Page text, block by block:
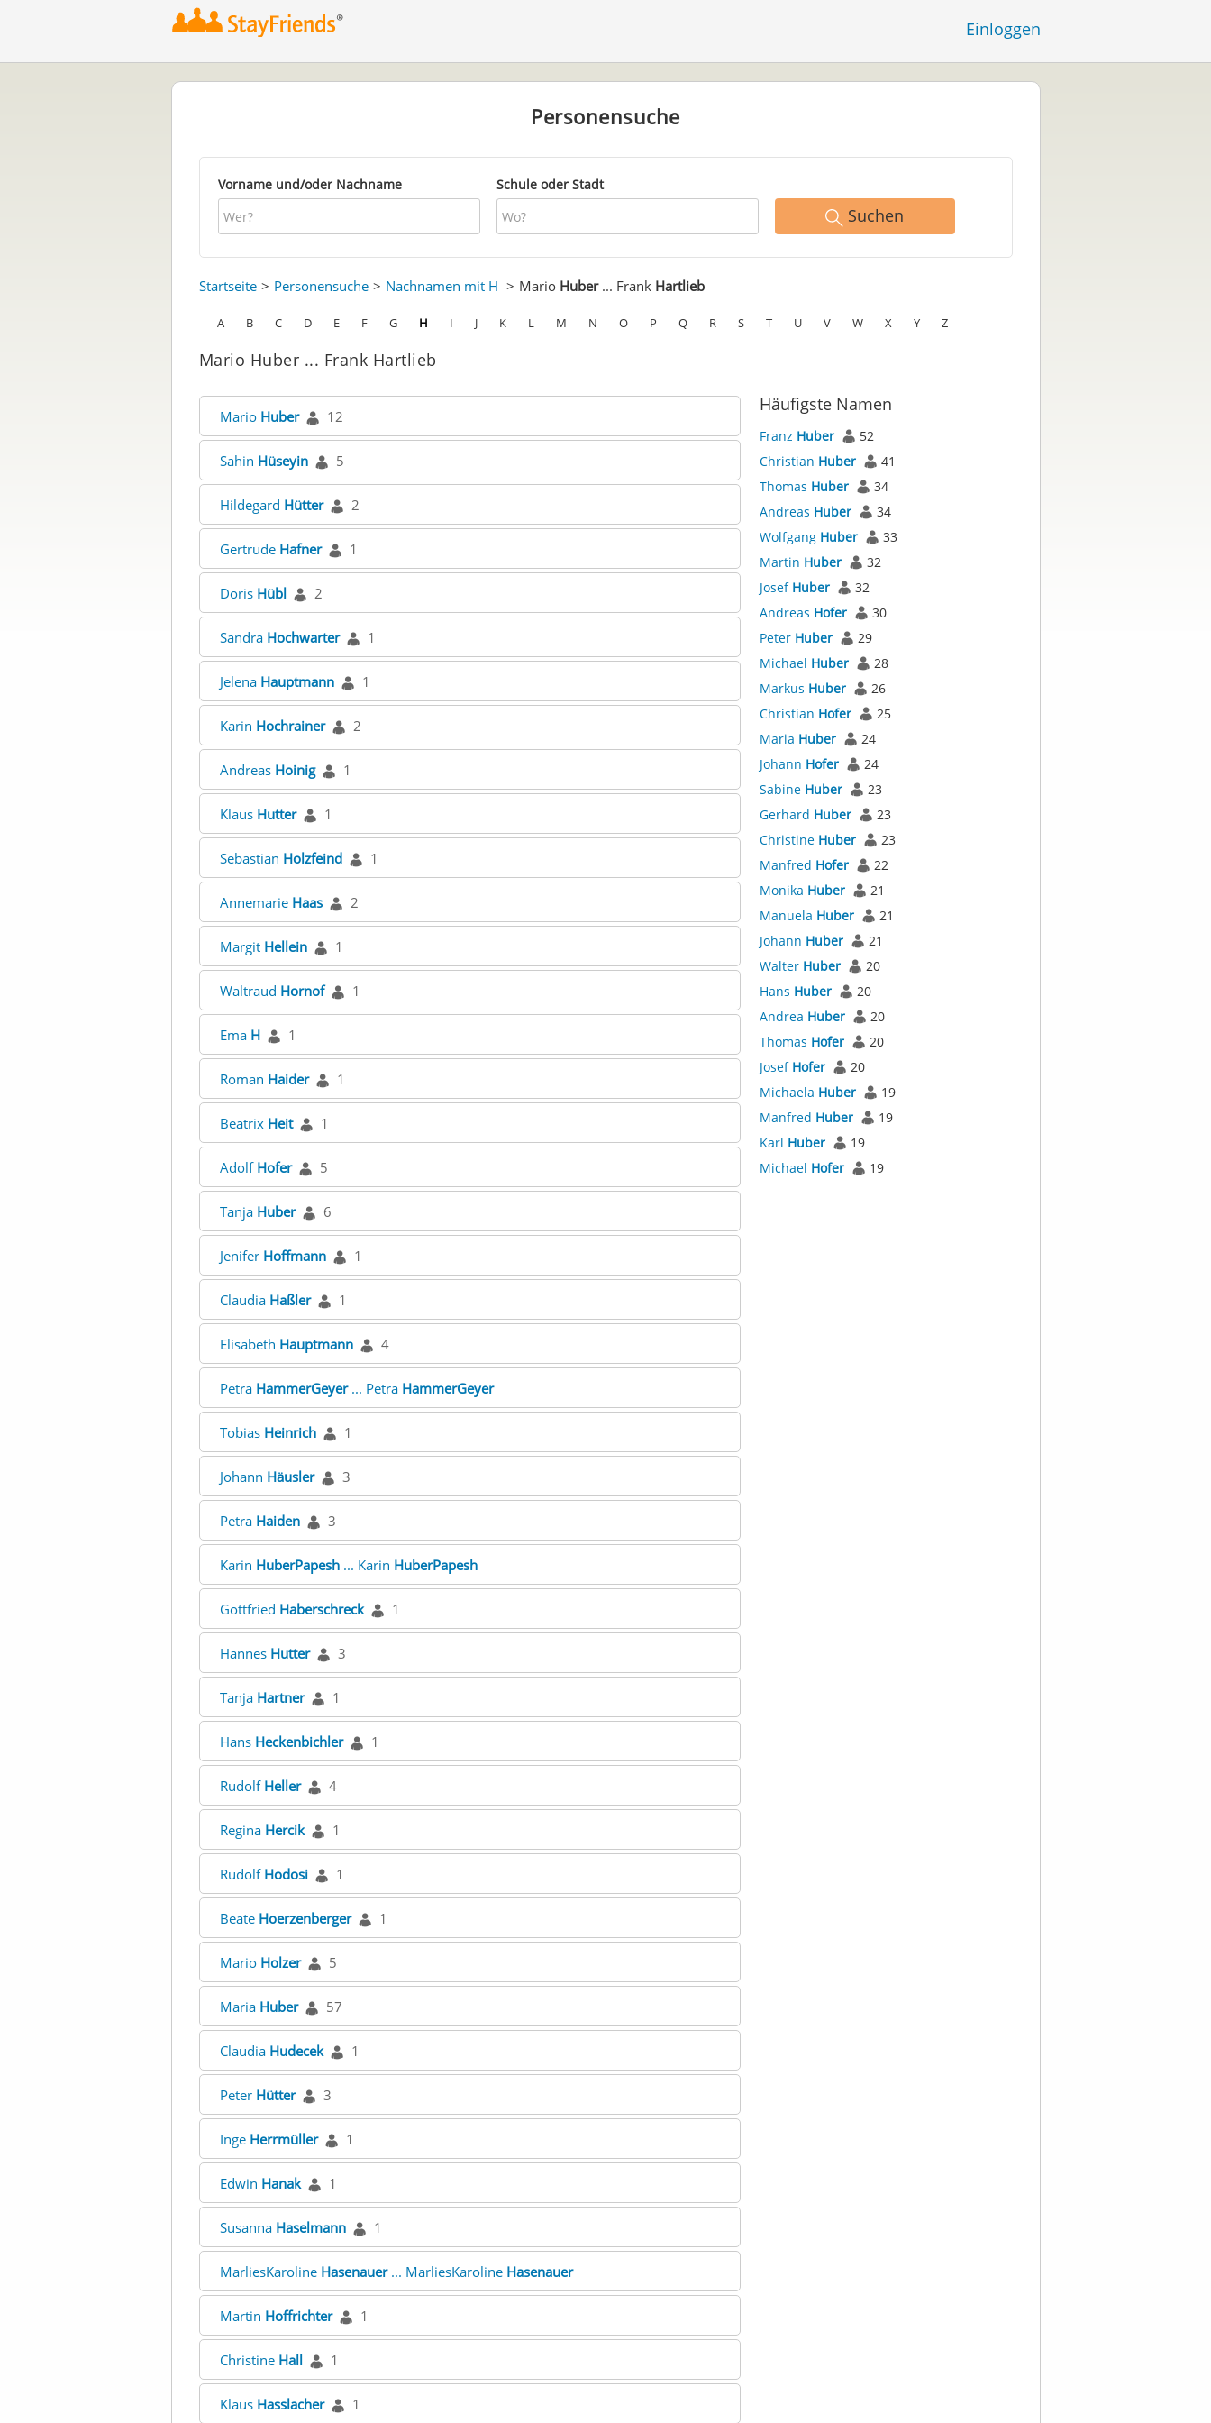
Einloggen
Personensuche
Vorname und/oder Nachname Schule oder Stadt
Suchen
Startseite Personensuche Nachnamen mit H Mario Huber... Frank Hartlieb
A B C D E F G H I J K L M N O P Q R S T U V W X Y Z
Mario Huber ... Frank Hartlieb
Mario Huber 12
Sahin Hüseyin 5
Hildegard Hütter 2
Gertrude Hafner 1
Doris Hübl 2
Sandra Hochwarter 1
Jelena Hauptmann 1
Karin Hochrainer 2
Andreas Hoinig 1
Klaus Hutter 1
Sebastian Holzfeind 1
Annemarie Haas 2
Margit Hellein 1
Waltraud Hornof 1
Ema H 1
Roman Haider 1
Beatrix Heit 1
Adolf Hofer 5
Tanja Huber 6
Jenifer Hoffmann 1
Claudia Haßler 1
Elisabeth Hauptmann 4
Petra HammerGeyer... Petra HammerGeyer
Tobias Heinrich 1
Johann Häusler 3
Petra Haiden 3
Karin HuberPapesh... Karin HuberPapesh
Gottfried Haberschreck 1
Hannes Hutter 3
Tanja Hartner 1
Hans Heckenbichler 1
Rudolf Heller 4
Regina Hercik 1
Rudolf Hodosi 1
Beate Hoerzenberger 1
Mario Holzer 5
Maria Huber 57
Claudia Hudecek 1
Peter Hütter 3
Inge Herrmüller 1
Edwin Hanak 1
Susanna Haselmann 1
MarliesKaroline Hasenauer... MarliesKaroline Hasenauer
Martin Hoffrichter 1
Christine Hall 1
Klaus Hasslacher 1
Häufigste Namen
Franz Huber
52
Christian Huber
41
Thomas Huber
34
Andreas Huber
34
Wolfgang Huber
33
Martin Huber
32
Josef Huber
32
Andreas Hofer
30
Peter Huber
29
Michael Huber
28
Markus Huber
26
Christian Hofer
25
Maria Huber
24
Johann Hofer
24
Sabine Huber
23
Gerhard Huber
23
Christine Huber
23
Manfred Hofer
22
Monika Huber
21
Manuela Huber
21
Johann Huber
21
Walter Huber
20
Hans Huber
20
Andrea Huber
20
Thomas Hofer
20
Josef Hofer
20
Michaela Huber
19
Manfred Huber
19
Karl Huber
19
Michael Hofer 19